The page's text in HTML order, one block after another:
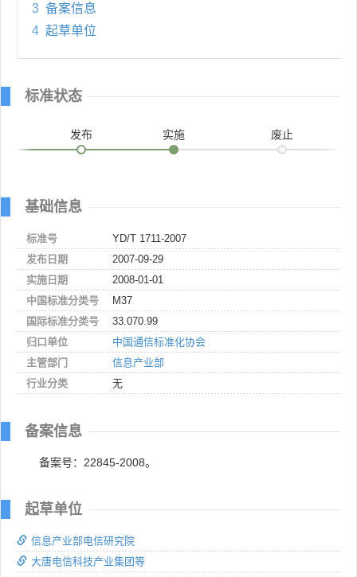
3 备案信息
4 起草单位
标准状态
发布 实施 废止
基础信息
标准号
YD/T 1711-2007
发布日期
2007-09-29
实施日期
2008-01-01
中国标准分类号
M37
国际标准分类号
33.070.99
归口单位
中国通信标准化协会
主管部门
信息产业部
行业分类
无
备案信息
备案号：22845-2008。
起草单位
信息产业部电信研究院
大唐电信科技产业集团等